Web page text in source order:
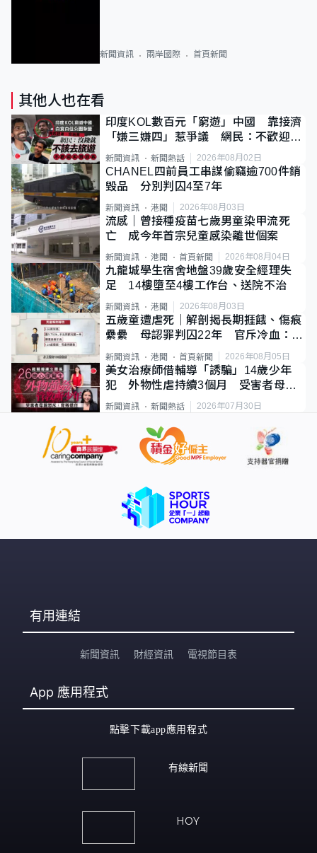
新聞資訊 兩岸國際 首頁新聞
其他人也在看
印度KOL數百元「窮遊」中國 靠接濟
「嫌三嫌四」惹爭議 網民：不歡迎劣
質旅客
新聞資訊 新聞熱話 2026年08月02日
CHANEL四前員工串謀偷竊逾700件銷
毀品 分別判囚4至7年
新聞資訊 港聞 2026年08月03日
流感｜曾接種疫苗七歲男童染甲流死
亡 成今年首宗兒童感染離世個案
新聞資訊 港聞 首頁新聞 2026年08月04日
九龍城學生宿舍地盤39歲安全經理失
足 14樓墮至4樓工作台、送院不治
新聞資訊 港聞 2026年08月03日
五歲童遭虐死｜解剖揭長期捱餓、傷痕
纍纍 母認罪判囚22年 官斥冷血：同
類案最惡劣
新聞資訊 港聞 首頁新聞 2026年08月05日
美女治療師借輔導「誘騙」14歲少年
犯 外物性虐持續3個月 受害者母：
要保護其他人
新聞資訊 新聞熱話 2026年07月30日
有用連結
新聞資訊 財經資訊 電視節目表
App 應用程式
點擊下載app應用程式
有線新聞
HOY